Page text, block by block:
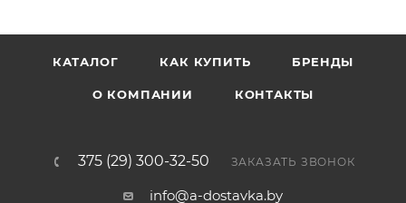
устойчив к воздействию высоких температур,
удобен в хранении благодаря специальной
КАТАЛОГ КАК КУПИТЬ БРЕНДЫ
О КОМПАНИИ КОНТАКТЫ
375 (29) 300-32-50 ЗАКАЗАТЬ ЗВОНОК
info@a-dostavka.by